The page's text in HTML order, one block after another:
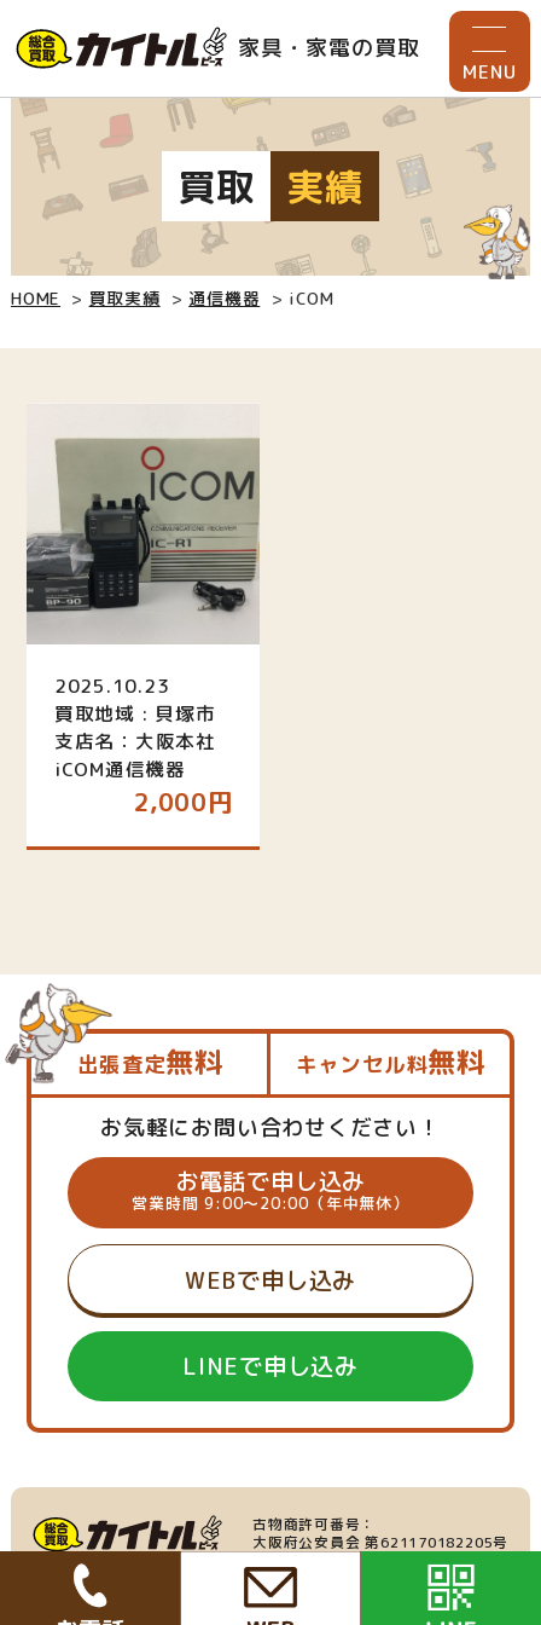
家具・家電の買取
MENU
買取 実績
HOME 買取実績 通信機器 iCOM
2025.10.23
買取地域 : 貝塚市
支店名：大阪本社
iCOM通信機器
2,000円
出張査定無料 キャンセル料無料
お気軽にお問い合わせください！
お電話で申し込み
営業時間 9:00～20:00（年中無休）
WEBで申し込み
LINEで申し込み
家具・家電の買取
古物商許可番号：
大阪府公安員会 第621170182205号
大阪府許可番号 第219695号